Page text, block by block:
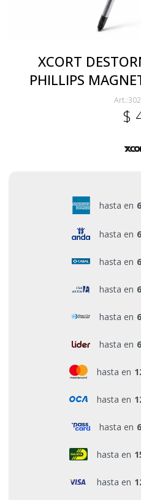
XCORT
PHILLIPS
$
hasta en 6
hasta en 6
hasta en 6
hasta en 6
hasta en 6
hasta en 6
hasta en
hasta en
hasta en 6
hasta en
hasta en
Ferretería
Herramientas Eléctrica y
Generadores
Piscinas e Inflables
Soldadoras y Accesorios